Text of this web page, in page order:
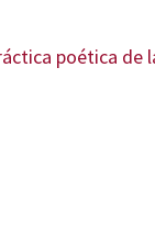
poética de